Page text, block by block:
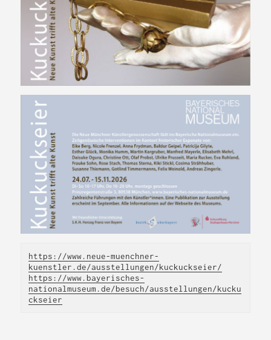
https://www.neue-muenchner-
kuenstler.de/ausstellungen/kuckuckseier/
https://www.bayerisches-
nationalmuseum.de/besuch/ausstellungen/kucku
ckseier